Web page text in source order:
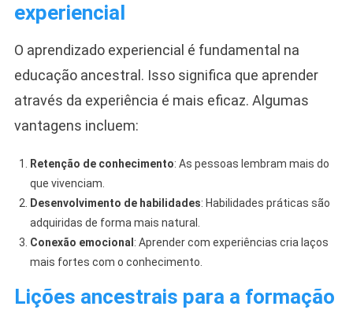
experiencial
O aprendizado experiencial é fundamental na
educação ancestral. Isso significa que aprender
através da experiência é mais eficaz. Algumas
vantagens incluem:
Retenção de conhecimento: As pessoas lembram mais do
que vivenciam.
Desenvolvimento de habilidades: Habilidades práticas são
adquiridas de forma mais natural.
Conexão emocional : Aprender com experiências cria laços
mais fortes com o conhecimento.
Lições ancestrais para a formação